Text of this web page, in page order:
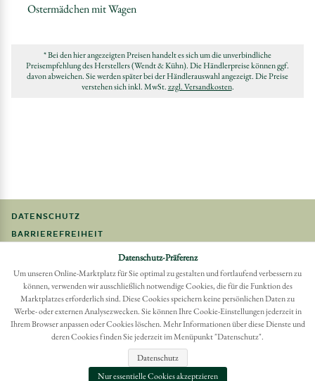
Ostermädchen mit Wagen
* Bei den hier angezeigten Preisen handelt es sich um die unverbindliche
Preisempfehlung des Herstellers (Wendt & Kühn). Die Händlerpreise können ggf.
davon abweichen. Sie werden später bei der Händlerauswahl angezeigt. Die Preise
verstehen sich inkl. MwSt.zzgl. Versandkosten.
DATENSCHUTZ
BARRIEREFREIHEIT
IMPRESSUM
Möchten Sie eine Bestellung widerrufen?
Hier Widerruf mit wenigen Klicks online erreichen
BESTELLUNG WIDERRUFEN
Datenschutz-Präferenz
Um unseren Online-Marktplatz für Sie optimal zu gestalten und fortlaufend verbessern zu
können, verwenden wir ausschließlich notwendige Cookies, die für die Funktion des
Marktplatzes erforderlich sind. Diese Cookies speichern keine persönlichen Daten zu
Werbe- oder externen Analysezwecken. Sie können Ihre Cookie-Einstellungen jederzeit in
Ihrem Browser anpassen oder Cookies löschen. Mehr Informationen über diese Dienste und
deren Cookies finden Sie jederzeit im Menüpunkt "Datenschutz".
Datenschutz
Nur essentielle Cookies akzeptzieren